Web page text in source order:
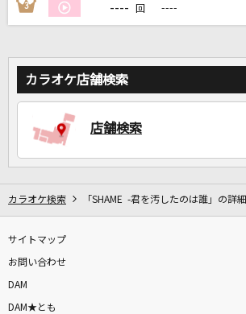
3 ---- 回 ----
カラオケ店舗検索
店舗検索
カラオケ検索 「SHAME -君を汚したのは誰」の詳細
サイトマップ
お問い合わせ
DAM
DAM★とも